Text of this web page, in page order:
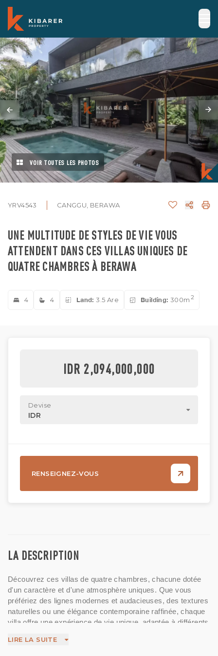
VOIR TOUTES LES PHOTOS
YRV4543 CANGGU, BERAWA
UNE MULTITUDE DE STYLES DE VIE VOUS
ATTENDENT DANS CES VILLAS UNIQUES DE
QUATRE CHAMBRES À BERAWA
4 4 Land: 3.5 Are Building: 300m 2
LA DESCRIPTION
Découvrez ces villas de quatre chambres, chacune dotée
d'un caractère et d'une atmosphère uniques. Que vous
préfériez des lignes modernes et audacieuses, des textures
naturelles ou une élégance contemporaine raffinée, chaque
villa offre une expérience de vie unique, adaptée à différents
Situées au cœur de Berawa, l'un des quartiers les plus prisés
LIRE LA SUITE
IDR 2,094,000,000
Devise
IDR
RENSEIGNEZ-VOUS